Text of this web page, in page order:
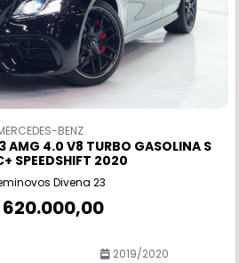
BENZ
AMG 4.0 V8 TURBO GASOLINA S
SPEEDSHIFT 2020
Divena 23
620.000,00
2019/2020